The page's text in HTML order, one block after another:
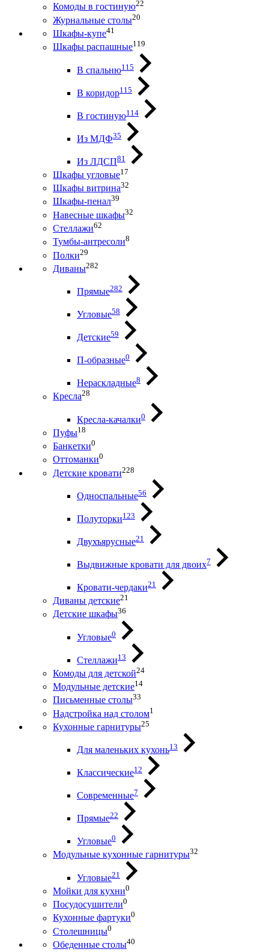
Комоды в гостиную22
Журнальные столы20
Шкафы-купе41
Шкафы распашные119
В спальню115
В коридор115
В гостиную114
Из МДФ35
Из ЛДСП81
Шкафы угловые17
Шкафы витрина32
Шкафы-пенал39
Навесные шкафы32
Стеллажи62
Тумбы-антресоли8
Полки29
Диваны282
Прямые282
Угловые58
Детские59
П-образные0
Нераскладные8
Кресла28
Кресла-качалки0
Пуфы18
Банкетки0
Оттоманки0
Детские кровати228
Односпальные56
Полуторки123
Двухъярусные21
Выдвижные кровати для двоих7
Кровати-чердаки21
Диваны детские21
Детские шкафы36
Угловые0
Стеллажи13
Комоды для детской24
Модульные детские14
Письменные столы33
Надстройка над столом1
Кухонные гарнитуры25
Для маленьких кухонь13
Классические12
Современные7
Прямые22
Угловые0
Модульные кухонные гарнитуры32
Угловые21
Мойки для кухни0
Посудосушители0
Кухонные фартуки0
Столешницы0
Обеденные столы40